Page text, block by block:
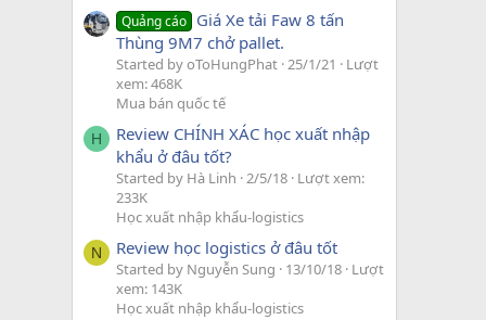
Quảng cáo Giá Xe tải Faw 8 tấn
Thùng 9M7 chở pallet.
Started by oToHungPhat 25/1/21
Lượt
xem: 468K
Mua bán quốc tế
H
Review CHÍNH XÁC học xuất nhập
khẩu ở đâu tốt?
Started by Hà Linh 2/5/18 Lượt xem:
233K
Học xuất nhập khẩu-logistics
N Review học logistics ở đâu tốt
Started by Nguyễn Sung 13/10/18 Lượt
xem: 143K
Học xuất nhập khẩu-logistics